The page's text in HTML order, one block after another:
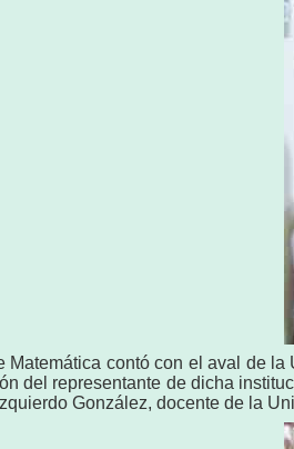
Matemática contó con el aval de
del representante de dicha
González, docente de la